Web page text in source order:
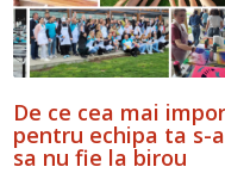
De ce cea mai
pentru echipa ta s-
sa nu fie la birou